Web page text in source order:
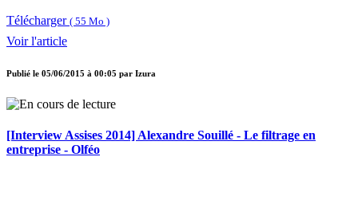
Télécharger ( 55 Mo )
Voir l'article
Publié le 05/06/2015 à 00:05 par Izura
[Interview Assises 2014] Alexandre Souillé - Le filtrage en
entreprise - Olféo